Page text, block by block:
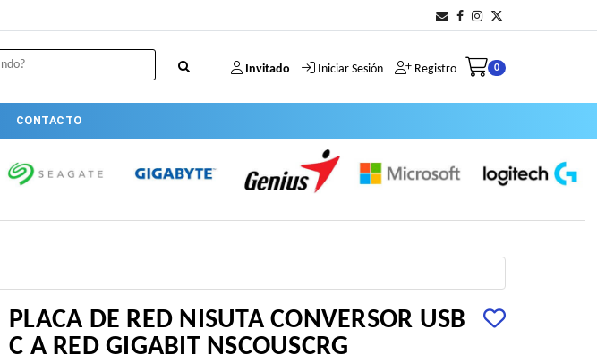
Invitado Iniciar Sesión Registro 0
CONTACTO
PLACA DE RED NISUTA CONVERSOR USB
C A RED GIGABIT NSCOUSCRG